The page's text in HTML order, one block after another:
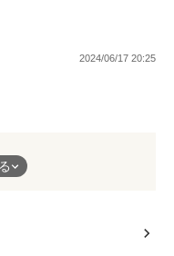
ジー。
リジナル設定が含まれ
て言っても俺はお前を
できなくなった」
くる雷雨様。
だ」
2024/06/17 20:25
みましたが、レビュータ
✨
たように最後には自分に
く予想は出来たのです